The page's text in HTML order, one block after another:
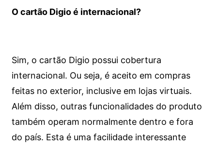
O cartão Digio é internacional?
Sim, o cartão Digio possui cobertura
internacional. Ou seja, é aceito em compras
feitas no exterior, inclusive em lojas virtuais.
Além disso, outras funcionalidades do produto
também operam normalmente dentro e fora
do país. Esta é uma facilidade interessante